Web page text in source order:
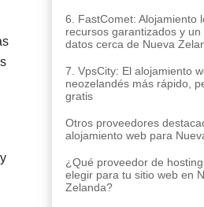
6. FastComet: Alojamiento
recursos garantizados y un
datos cerca de Nueva
7. VpsCity: El alojamiento
neozelandés más rápido,
gratis
Otros proveedores
alojamiento web para
¿Qué proveedor de
elegir para tu sitio web en
Zelanda?